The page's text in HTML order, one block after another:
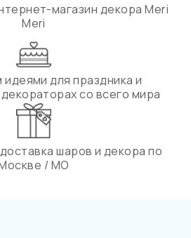
магазин декора Meri
Meri
для праздника и
со всего мира
шаров и декора по
/ МО